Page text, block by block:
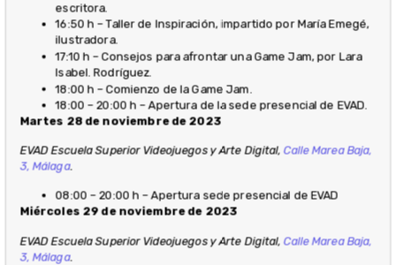
escritora.
16:50 h – Taller de Inspiración, impartido por María Emegé,
ilustradora.
17:10 h – Consejos para afrontar una Game Jam, por Lara
Isabel. Rodríguez.
18:00 h – Comienzo de la Game Jam.
18:00 – 20:00 h – Apertura de la sede presencial de EVAD.
Martes 28 de noviembre de 2023
EVAD Escuela Superior Videojuegos y Arte Digital, Calle Marea Baja,
3, Málaga.
08:00 – 20:00 h – Apertura sede presencial de EVAD
Miércoles 29 de noviembre de 2023
EVAD Escuela Superior Videojuegos y Arte Digital, Calle Marea Baja,
3, Málaga.